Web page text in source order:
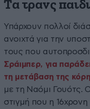
Tα τρανς
Υπάρχουν πολλοί
ανοιχτά για την
τους που
Σράιμπερ, για
τη μετάβαση της
με τη Ναόμι Γουότς.
στιγμή που η